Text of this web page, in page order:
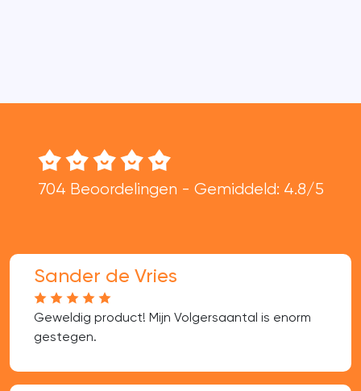
704 Beoordelingen - Gemiddeld: 4.8/5
Sander de Vries
Geweldig product! Mijn Volgersaantal is enorm
gestegen.